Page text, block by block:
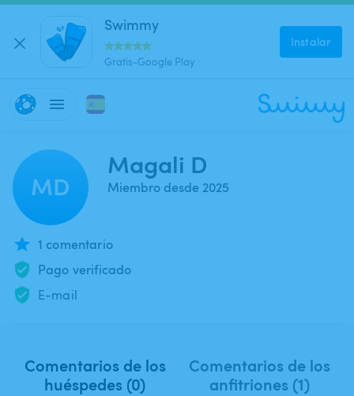
Swimmy
Gratis-Google Play
Instalar
MD
Magali D
Miembro desde 2025
1 comentario
Pago verificado
E-mail
Comentarios de los
huéspedes (0)
Comentarios de los
anfitriones (1)